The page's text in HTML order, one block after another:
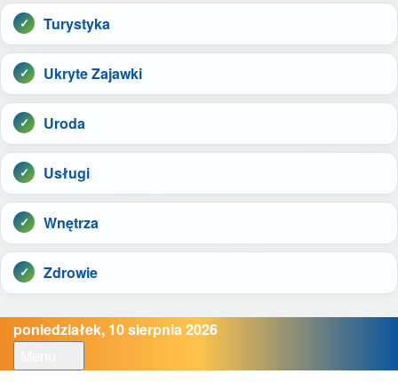
Turystyka
Ukryte Zajawki
Uroda
Usługi
Wnętrza
Zdrowie
poniedziałek, 10 sierpnia 2026